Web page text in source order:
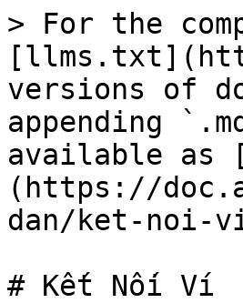
> For the
versions of
appending
available as
(https://
dan/ket-noi-
# Kết Nối Ví